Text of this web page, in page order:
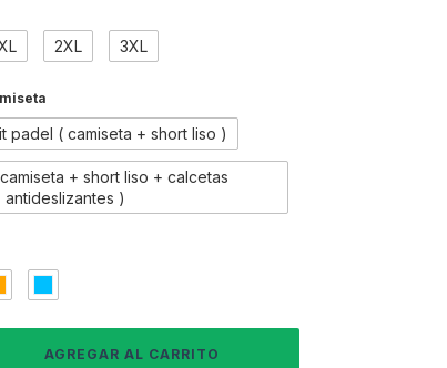
2XL 3XL
padel ( camiseta + short liso )
+ short liso + calcetas
antideslizantes )